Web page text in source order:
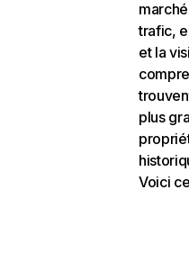
trafic,
et la
plus
Voici